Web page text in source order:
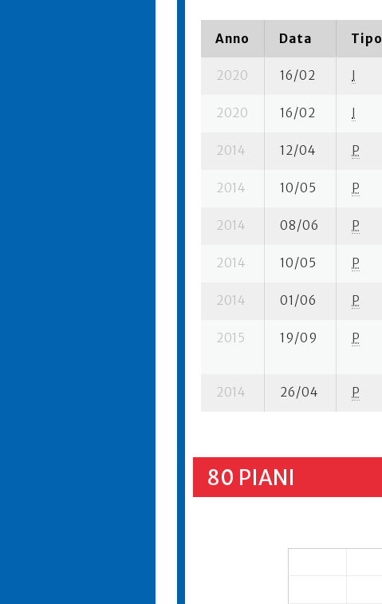
Anno Data Tipo
2020 16/02 I
2020 16/02 I
2014 12/04 P
2014 10/05 P
2014 08/06 P
2014 10/05 P
2014 01/06 P
2015 19/09 P
2014 26/04 P
80 PIANI